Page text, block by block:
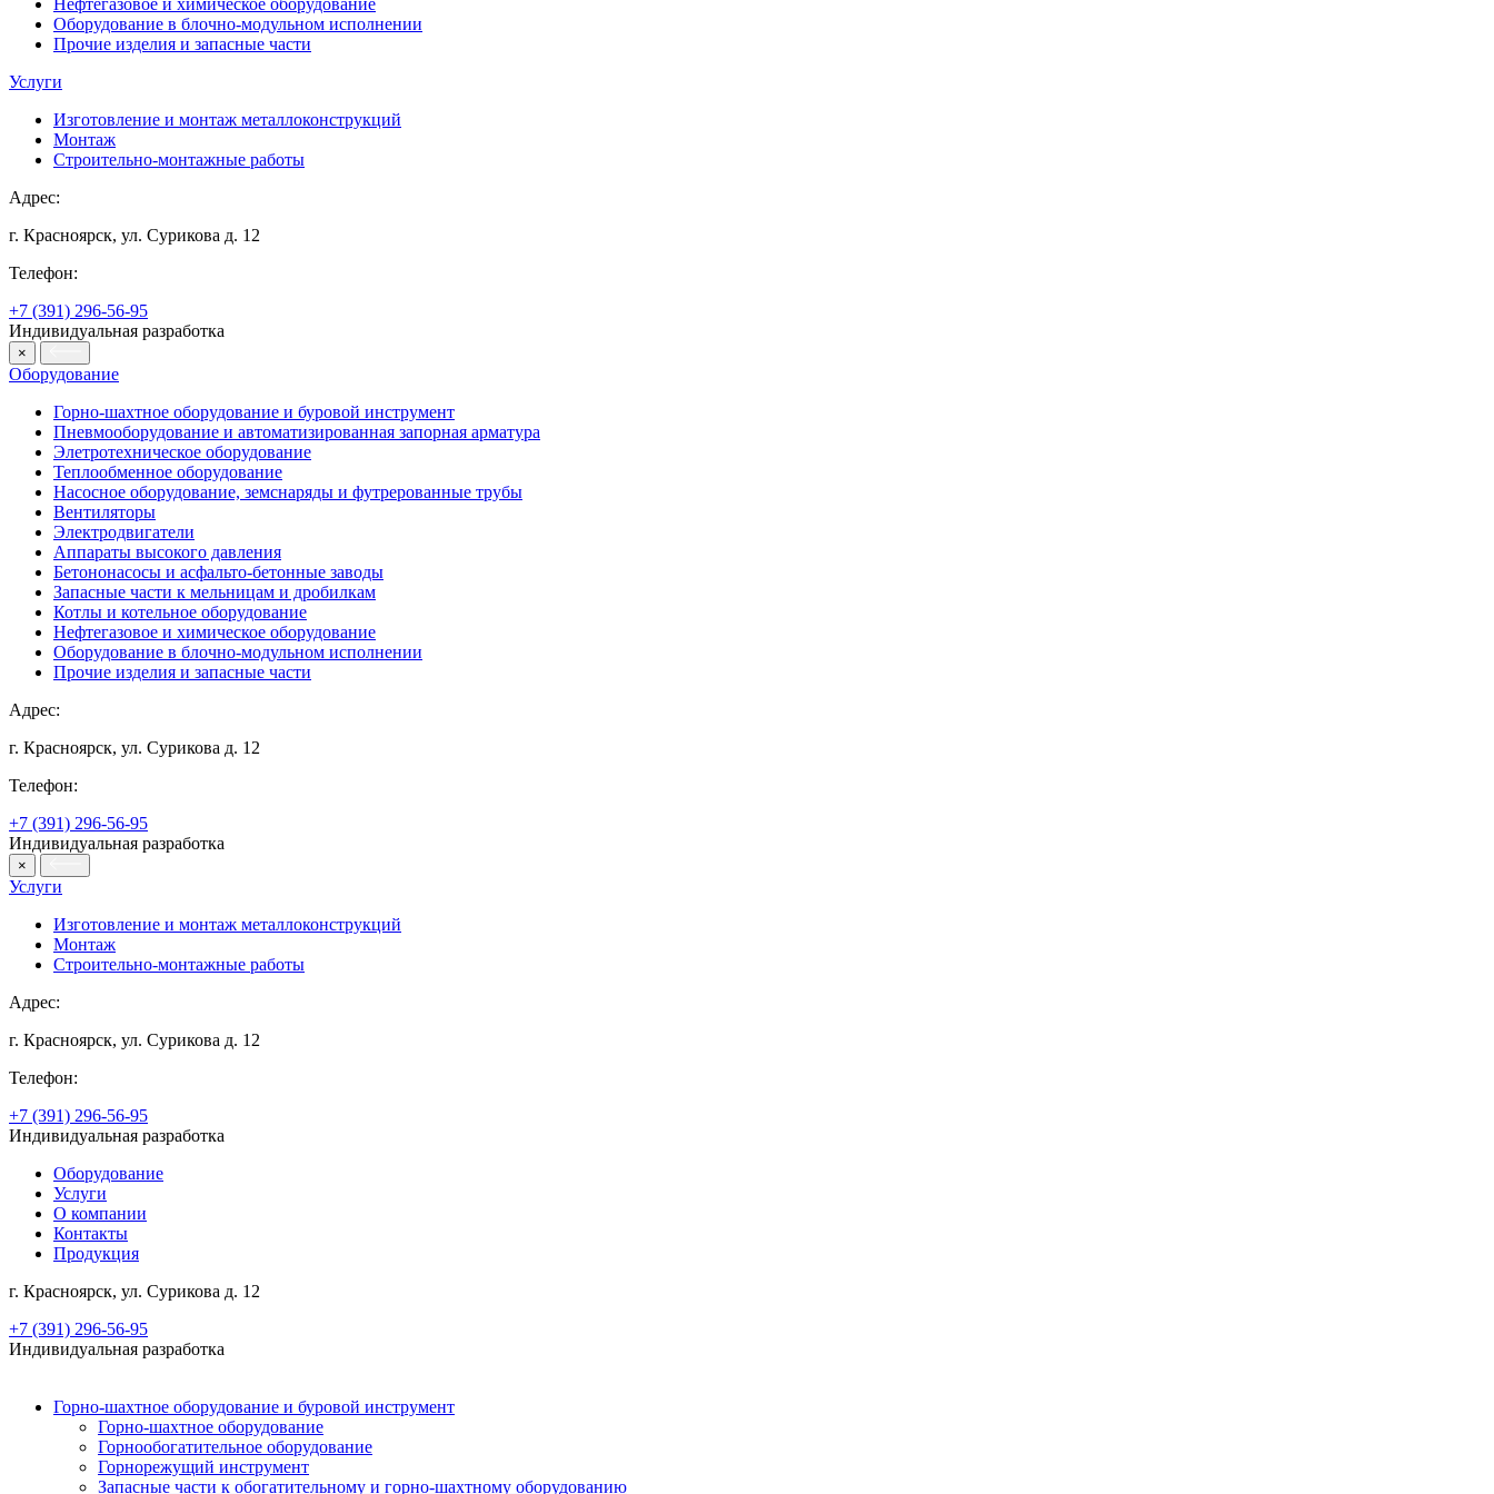
Нефтегазовое и химическое оборудование
Оборудование в блочно-модульном исполнении
Прочие изделия и запасные части
Услуги
Изготовление и монтаж металлоконструкций
Монтаж
Строительно-монтажные работы
Адрес:
г. Красноярск, ул. Сурикова д. 12
Телефон:
+7 (391) 296-56-95
Индивидуальная разработка
×
Оборудование
Горно-шахтное оборудование и буровой инструмент
Пневмооборудование и автоматизированная запорная арматура
Элетротехническое оборудование
Теплообменное оборудование
Насосное оборудование, земснаряды и футрерованные трубы
Вентиляторы
Электродвигатели
Аппараты высокого давления
Бетононасосы и асфальто-бетонные заводы
Запасные части к мельницам и дробилкам
Котлы и котельное оборудование
Нефтегазовое и химическое оборудование
Оборудование в блочно-модульном исполнении
Прочие изделия и запасные части
Адрес:
г. Красноярск, ул. Сурикова д. 12
Телефон:
+7 (391) 296-56-95
Индивидуальная разработка
×
Услуги
Изготовление и монтаж металлоконструкций
Монтаж
Строительно-монтажные работы
Адрес:
г. Красноярск, ул. Сурикова д. 12
Телефон:
+7 (391) 296-56-95
Индивидуальная разработка
Оборудование
Услуги
О компании
Контакты
Продукция
г. Красноярск, ул. Сурикова д. 12
+7 (391) 296-56-95
Индивидуальная разработка
Горно-шахтное оборудование и буровой инструмент
Горно-шахтное оборудование
Горнообогатительное оборудование
Горнорежущий инструмент
Запасные части к обогатительному и горно-шахтному оборудованию